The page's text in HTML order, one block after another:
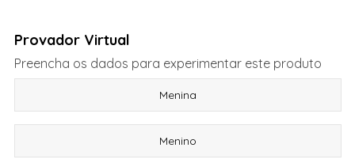
Provador Virtual
Preencha os dados para experimentar este produto
Menina
Menino